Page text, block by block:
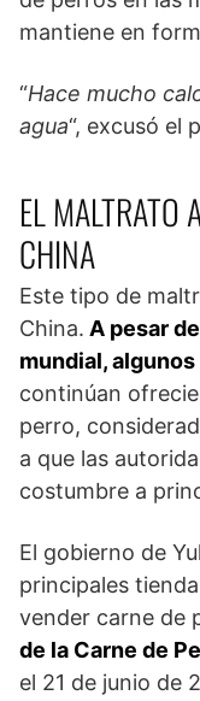
mantiene en
“Hace mucho
agua“, excusó el
EL MALTRATO
CHINA
Este tipo de
China. A pesar
mundial,
continúan
perro,
a que las
costumbre a
El gobierno de
principales
vender carne de
de la Carne de
el 21 de junio de